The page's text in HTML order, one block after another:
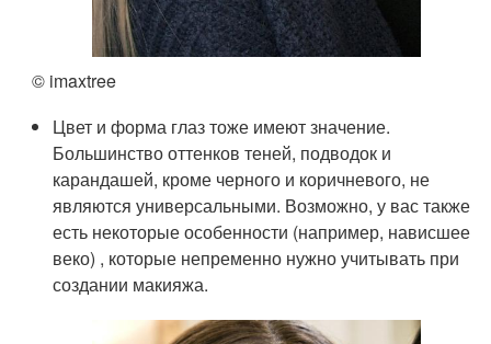
© imaxtree
Цвет и форма глаз тоже имеют значение.
Большинство оттенков теней, подводок и
карандашей, кроме черного и коричневого, не
являются универсальными. Возможно, у вас также
есть некоторые особенности (например, нависшее
веко) , которые непременно нужно учитывать при
создании макияжа.